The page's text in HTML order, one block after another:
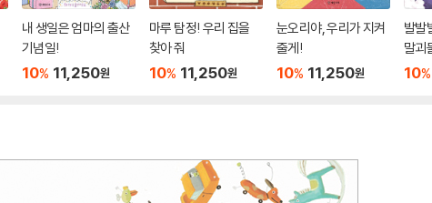
내 생일은 엄마의 출산
기념일!
10% 11,250원
마루 탐정! 우리 집을
찾아 줘
10% 11,250원
눈오리야, 우리가 지켜
줄게!
10% 11,250원
발발
말괴
10%